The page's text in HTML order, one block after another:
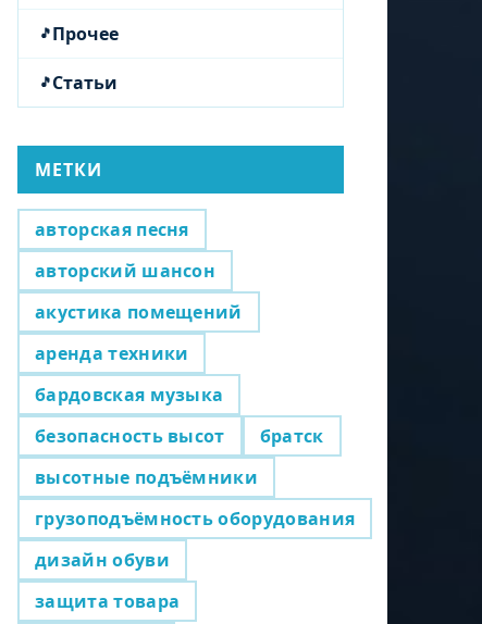
Прочее
Статьи
МЕТКИ
авторская песня
авторский шансон
акустика помещений
аренда техники
бардовская музыка
безопасность высот
братск
высотные подъёмники
грузоподъёмность оборудования
дизайн обуви
защита товара